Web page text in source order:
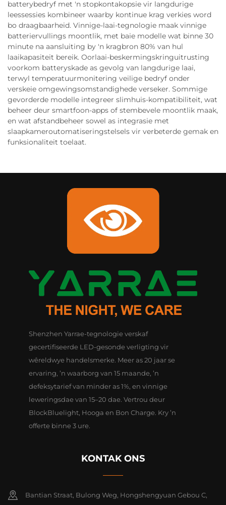
batterybedryf met 'n stopkontakopsie vir langdurige
leessessies kombineer waarby kontinue krag verkies word
bo draagbaarheid. Vinnige-laai-tegnologie maak vinnige
batteriervullings moontlik, met baie modelle wat binne 30
minute na aansluiting by 'n kragbron 80% van hul
laaikapasiteit bereik. Oorlaai-beskermingskringuitrusting
voorkom batteryskade as gevolg van langdurige laai,
terwyl temperatuurmonitering veilige bedryf onder
verskeie omgewingsomstandighede verseker. Sommige
gevorderde modelle integreer slimhuis-kompatibiliteit, wat
beheer deur smartfoon-apps of stembevele moontlik maak,
en wat afstandbeheer sowel as integrasie met
slaapkameroutomatiseringstelsels vir verbeterde gemak en
funksionaliteit toelaat.
Shenzhen Yarrae-tegnologie verskaf
gecertifiseerde LED-gesonde verligting vir
wêreldwye handelsmerke. Meer as 20 jaar se
ervaring, ’n waarborg van 15 maande, ’n
defeksytarief van minder as 1%, en vinnige
leweringsdae van 15–20 dae. Vertrou deur
BlockBluelight, Hooga en Bon Charge. Kry ’n
offerte binne 3 ure.
KONTAK ONS
Bantian Straat, Bulong Weg, Hongshengyuan Gebou C,